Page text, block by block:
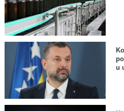
u